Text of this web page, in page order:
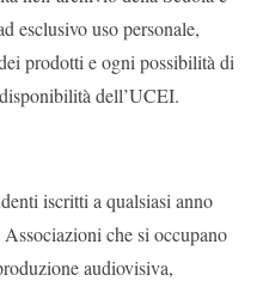
esclusivo uso personale,
prodotti e ogni possibilità di
dell’UCEI.
iscritti a qualsiasi anno
che si occupano
audiovisiva,